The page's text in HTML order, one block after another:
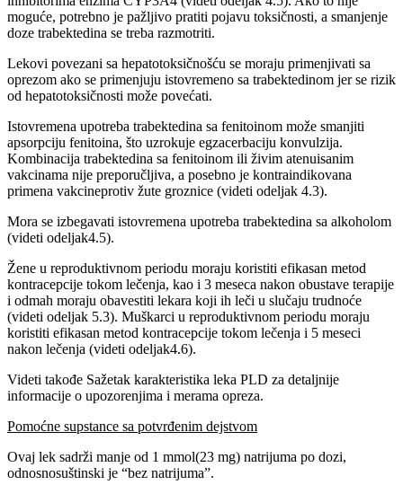
moguće, potrebno je pažljivo pratiti pojavu toksičnosti, a smanjenje
doze trabektedina se treba razmotriti.
Lekovi povezani sa hepatotoksičnošću se moraju primenjivati sa
oprezom ako se primenjuju istovremeno sa trabektedinom jer se rizik
od hepatotoksičnosti može povećati.
Istovremena upotreba trabektedina sa fenitoinom može smanjiti
apsorpciju fenitoina, što uzrokuje egzacerbaciju konvulzija.
Kombinacija trabektedina sa fenitoinom ili živim atenuisanim
vakcinama nije preporučljiva, a posebno je kontraindikovana
primena vakcineprotiv žute groznice (videti odeljak 4.3).
Mora se izbegavati istovremena upotreba trabektedina sa alkoholom
(videti odeljak4.5).
Žene u reproduktivnom periodu moraju koristiti efikasan metod
kontracepcije tokom lečenja, kao i 3 meseca nakon obustave terapije
i odmah moraju obavestiti lekara koji ih leči u slučaju trudnoće
(videti odeljak 5.3). Muškarci u reproduktivnom periodu moraju
koristiti efikasan metod kontracepcije tokom lečenja i 5 meseci
nakon lečenja (videti odeljak4.6).
Videti takođe Sažetak karakteristika leka PLD za detaljnije
informacije o upozorenjima i merama opreza.
Pomoćne supstance sa potvrđenim dejstvom
Ovaj lek sadrži manje od 1 mmol(23 mg) natrijuma po dozi,
odnosnosuštinski je “bez natrijuma”.